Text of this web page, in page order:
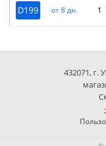
D199 от 8 дн. 1
432071, г.